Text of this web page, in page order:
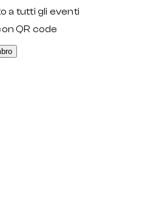
a tutti gli eventi
QR code